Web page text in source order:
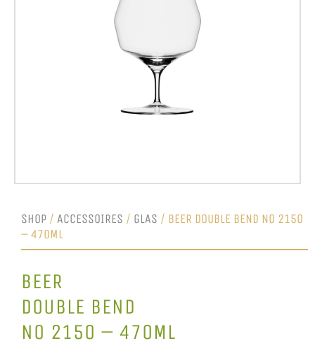
SHOP / ACCESSOIRES / GLAS / BEER DOUBLE BEND NO 2150
– 470ML
BEER
DOUBLE BEND
NO 2150 – 470ML